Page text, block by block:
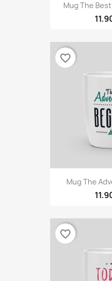
Mug The
Mug The
favorite_border
favorite_border